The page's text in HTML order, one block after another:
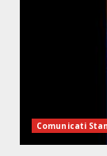
Comunicati